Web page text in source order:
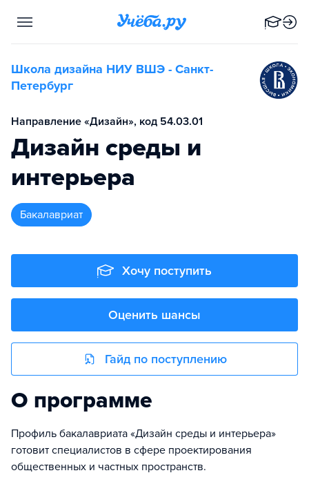
Школа дизайна НИУ ВШЭ - Санкт-
Петербург
Направление «Дизайн», код 54.03.01
Дизайн среды и
интерьера
бакалавриат
Хочу поступить
Оценить шансы
Гайд по поступлению
О программе
Профиль бакалавриата «Дизайн среды и интерьера»
готовит специалистов в сфере проектирования
общественных и частных пространств.